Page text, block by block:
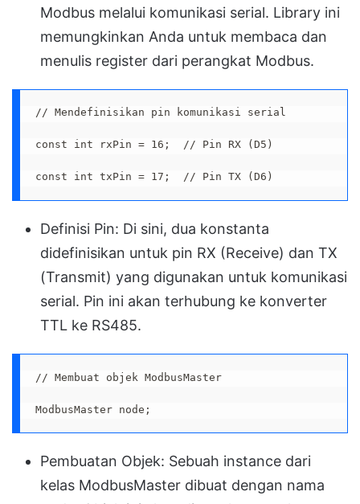
Modbus melalui komunikasi serial. Library ini
memungkinkan Anda untuk membaca dan
menulis register dari perangkat Modbus.
// Mendefinisikan pin komunikasi serial
const int rxPin = 16;  // Pin RX (D5)
const int txPin = 17;  // Pin TX (D6)
Definisi Pin: Di sini, dua konstanta
didefinisikan untuk pin RX (Receive) dan TX
(Transmit) yang digunakan untuk komunikasi
serial. Pin ini akan terhubung ke konverter
TTL ke RS485.
// Membuat objek ModbusMaster
ModbusMaster node;
Pembuatan Objek: Sebuah instance dari
kelas ModbusMaster dibuat dengan nama